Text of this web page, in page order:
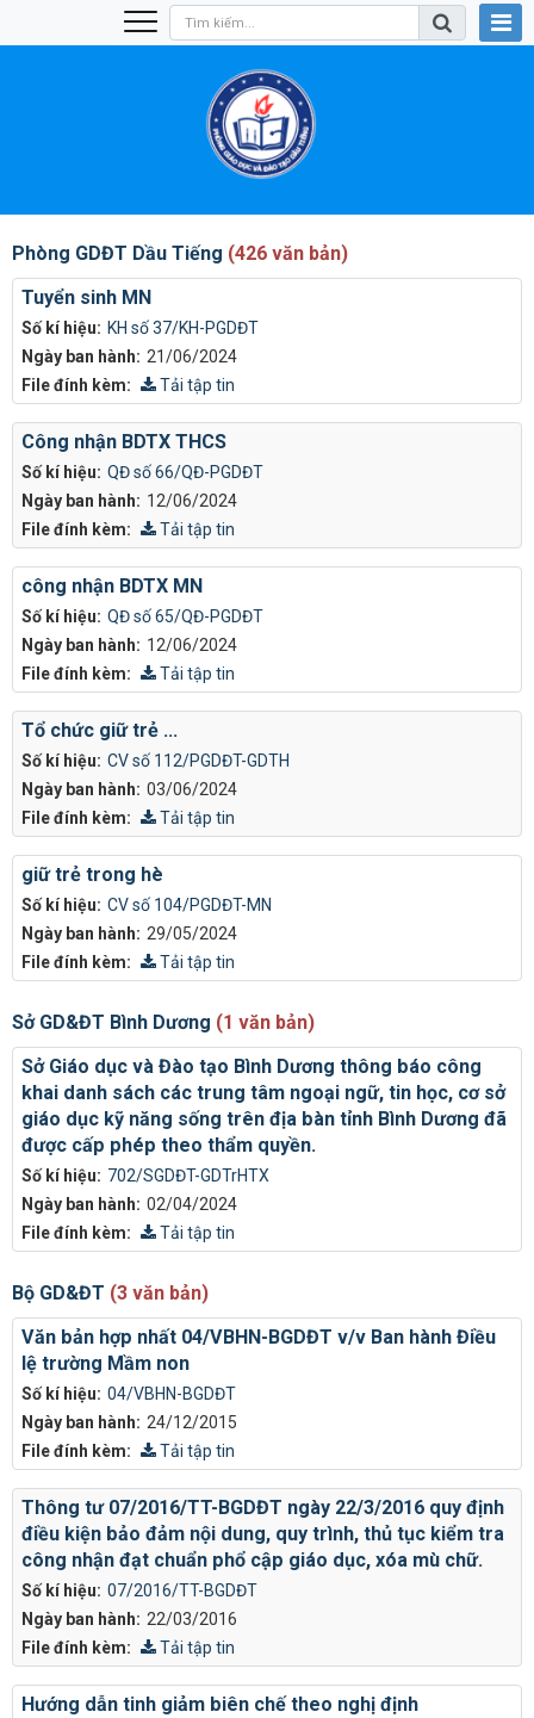
Phòng GDĐT Dầu Tiếng (426 văn bản)
Số kí hiệu: KH số 37/KH-PGDĐT
Ngày ban hành: 21/06/2024
Tuyển sinh MN
File đính kèm: Tải tập tin
Số kí hiệu: QĐ số 66/QĐ-PGDĐT
Ngày ban hành: 12/06/2024
Công nhận BDTX THCS
File đính kèm: Tải tập tin
Số kí hiệu: QĐ số 65/QĐ-PGDĐT
Ngày ban hành: 12/06/2024
công nhận BDTX MN
File đính kèm: Tải tập tin
Số kí hiệu: CV số 112/PGDĐT-GDTH
Ngày ban hành: 03/06/2024
Tổ chức giữ trẻ ...
File đính kèm: Tải tập tin
Số kí hiệu: CV số 104/PGDĐT-MN
Ngày ban hành: 29/05/2024
giữ trẻ trong hè
File đính kèm: Tải tập tin
Sở GD&ĐT Bình Dương (1 văn bản)
Số kí hiệu: 702/SGDĐT-GDTrHTX
Ngày ban hành: 02/04/2024
Sở Giáo dục và Đào tạo Bình Dương thông báo công
khai danh sách các trung tâm ngoại ngữ, tin học, cơ sở
giáo dục kỹ năng sống trên địa bàn tỉnh Bình Dương đã
được cấp phép theo thẩm quyền.
File đính kèm: Tải tập tin
Bộ GD&ĐT (3 văn bản)
Số kí hiệu: 04/VBHN-BGDĐT
Ngày ban hành: 24/12/2015
Văn bản hợp nhất 04/VBHN-BGDĐT v/v Ban hành Điều
lệ trường Mầm non
File đính kèm: Tải tập tin
Số kí hiệu: 07/2016/TT-BGDĐT
Ngày ban hành: 22/03/2016
Thông tư 07/2016/TT-BGDĐT ngày 22/3/2016 quy định
điều kiện bảo đảm nội dung, quy trình, thủ tục kiểm tra
công nhận đạt chuẩn phổ cập giáo dục, xóa mù chữ.
File đính kèm: Tải tập tin
Hướng dẫn tinh giảm biên chế theo nghị định